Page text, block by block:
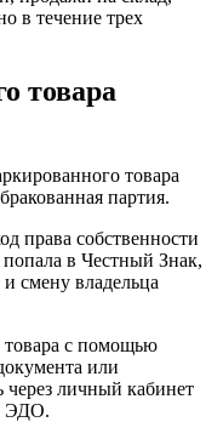
в течение трех
товара
товара
партия.
права собственности
в Честный Знак,
смену владельца
с помощью
или
личный кабинет
ЭДО.